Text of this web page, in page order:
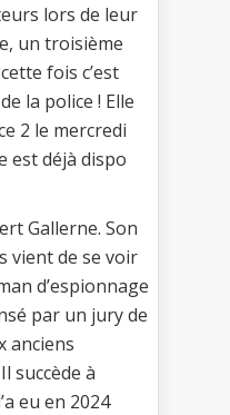
lors de leur
un troisième
fois c’est
la police ! Elle
2 le mercredi
est déjà dispo
Gallerne. Son
vient de se voir
d’espionnage
par un jury de
anciens
succède à
eu en 2024